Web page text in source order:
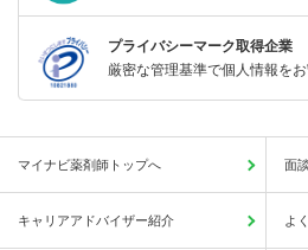
プライバシーマーク取得企業
厳密な管理基準で個人情報をお
マイナビ薬剤師トップへ 面
キャリアアドバイザー紹介 よ